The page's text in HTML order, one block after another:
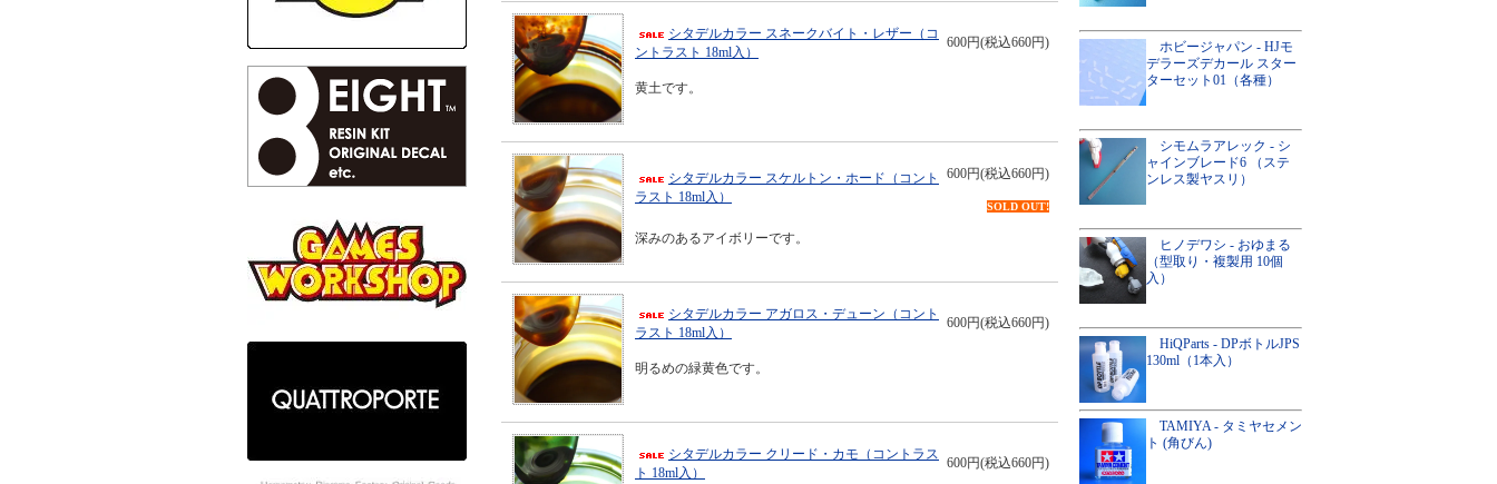
シタデルカラー スネークバイト・レザー（コ
ントラスト 18ml入）
600円(税込660円)
黄土です。
シタデルカラー スケルトン・ホード（コント
ラスト 18ml入）
600円(税込660円)
SOLD OUT!
深みのあるアイボリーです。
シタデルカラー アガロス・デューン（コント
ラスト 18ml入）
600円(税込660円)
明るめの緑黄色です。
シタデルカラー クリード・カモ（コントラス
ト 18ml入）
600円(税込660円)
ホビージャパン - HJモ
デラーズデカール スター
ターセット01（各種）
シモムラアレック - シ
ャインブレード6 （ステ
ンレス製ヤスリ）
ヒノデワシ - おゆまる
（型取り・複製用 10個
入）
HiQParts - DPボトルJPS
130ml（1本入）
TAMIYA - タミヤセメン
ト (角びん)